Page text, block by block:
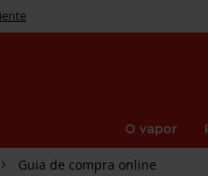
O vapor
Guia de compra online